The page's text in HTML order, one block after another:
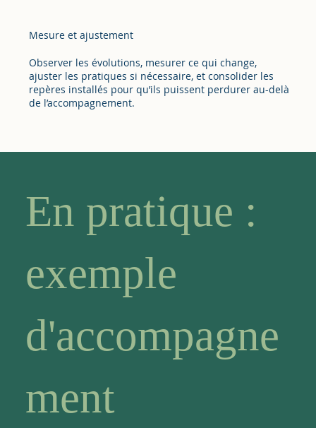
Mesure et ajustement
Observer les évolutions, mesurer ce qui change,
ajuster les pratiques si nécessaire, et consolider les
repères installés pour qu’ils puissent perdurer au-delà
de l’accompagnement.
En pratique :
exemple
d'accompagne
ment